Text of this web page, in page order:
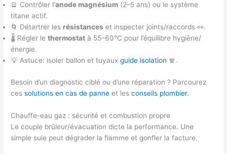
🪫 Contrôler l’anode magnésium (2–5 ans) ou le système
titane actif.
🌀 Détartrer les résistances et inspecter joints/raccords 👀.
🌡️ Régler lethermostat à 55–60°C pour l’équilibre hygiène/
énergie.
💡 Astuce: isoler ballon et tuyauxguide isolation 🧣.
Besoin d’un diagnostic ciblé ou d’une réparation ? Parcourez
cessolutions en cas de panne et lesconseils plombier.
Chauffe-eau gaz : sécurité et combustion propre
Le couple brûleur/évacuation dicte la performance. Une
simple suie peut dégrader la flamme et gonfler la facture.